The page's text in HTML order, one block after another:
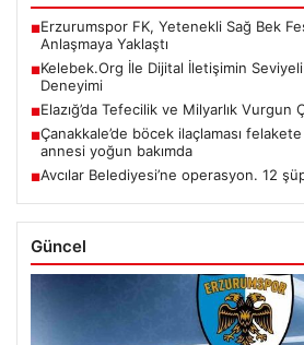
■Erzurumspor FK, Yetenekli Sağ Bek
Anlaşmaya Yaklaştı
■Kelebek.Org İle Dijital İletişimin
Deneyimi
■Elazığ’da Tefecilik ve Milyarlık Vurgun
■Çanakkale’de böcek ilaçlaması
annesi yoğun bakımda
■Avcılar Belediyesi’ne operasyon. 12
Güncel